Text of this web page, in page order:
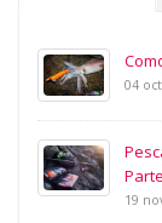
04 oct
19